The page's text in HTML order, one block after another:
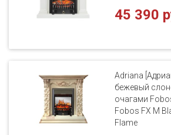
45 390
Adriana
бежевый
очагами
Fobos FX M
Flame